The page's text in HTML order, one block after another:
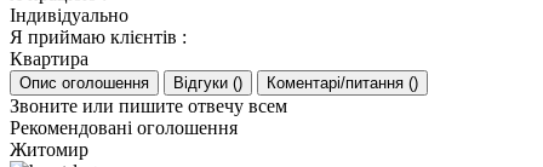
Індивідуально
Я приймаю клієнтів :
Квартира
Опис оголошення Відгуки () Коментарі/питання ()
Звоните или пишите отвечу всем
Рекомендовані оголошення
Житомир